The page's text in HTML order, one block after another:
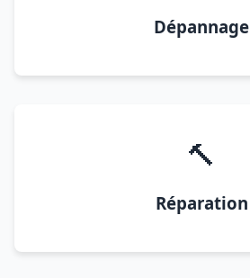
Dépannage
🔨
Réparation